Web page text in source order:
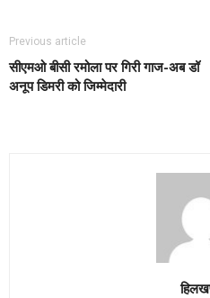
Previous article
सीएमओ बीसी रमोला पर गिरी गाज-अब डॉ
अनूप डिमरी को जिम्मेदारी